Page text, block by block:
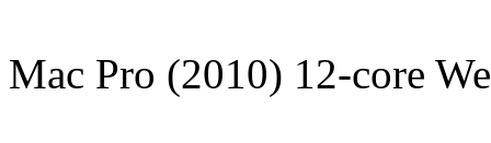
Mac Pro (2010) 12-core